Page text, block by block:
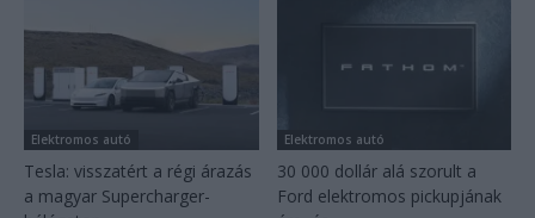
Elektromos autó
Tesla: visszatért a régi árazás
a magyar Supercharger-
Elektromos autó
30 000 dollár alá szorult a
Ford elektromos pickupjának